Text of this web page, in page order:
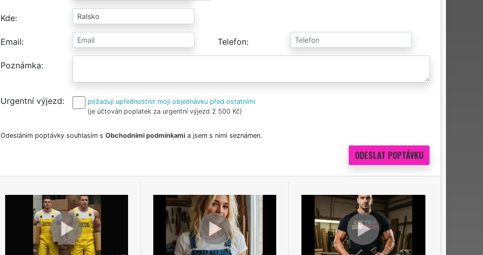
Kde
Email Telefon
Poznámka
Urgentní výjezd
požaduji upřednostnit moji objednávku před ostatními
(je účtován poplatek za urgentní výjezd 2 500 Kč)
Odesláním poptávky souhlasím s Obchodními podmínkamia jsem s nimi seznámen.